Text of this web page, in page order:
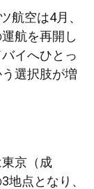
航空は4月、
航を再開し
イへひとっ
選択肢が増
京（成
点となり、